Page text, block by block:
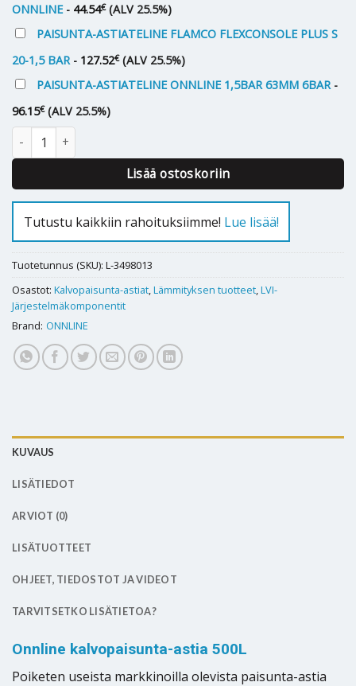
ONNLINE- 44.54€ (ALV 25.5%)
PAISUNTA-ASTIATELINE FLAMCO FLEXCONSOLE PLUS S
20-1,5 BAR - 127.52€ (ALV 25.5%)
PAISUNTA-ASTIATELINE ONNLINE 1,5BAR 63MM 6BAR -
96.15€ (ALV 25.5%)
Kalvopaisunta-astia Onnline 500 L määrä
Lisää ostoskoriin
Tutustu kaikkiin rahoituksiimme! Lue lisää!
Tuotetunnus (SKU): L-3498013
Osastot: Kalvopaisunta-astiat,Lämmityksen tuotteet,LVI-
Järjestelmäkomponentit
Brand: ONNLINE
KUVAUS
LISÄTIEDOT
ARVIOT (0)
LISÄTUOTTEET
OHJEET, TIEDOSTOT JA VIDEOT
TARVITSETKO LISÄTIETOA?
Onnline kalvopaisunta-astia 500L
Poiketen useista markkinoilla olevista paisunta-astia